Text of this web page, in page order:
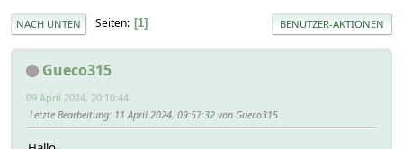
NACH UNTEN Seiten 1 BENUTZER-AKTIONEN
Gueco315
09 April 2024, 20:10:44
Letzte Bearbeitung: 11 April 2024, 09:57:32 von Gueco315